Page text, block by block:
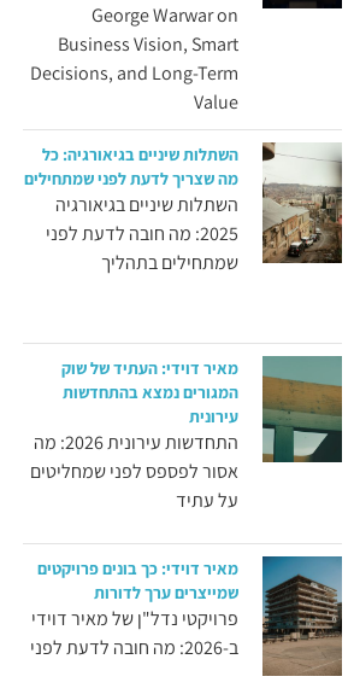
George Warwar on
Business Vision, Smart
Decisions, and Long-Term
Value
השתלות שיניים בגיאורגיה: כל
מה שצריך לדעת לפני שמתחילים
השתלות שיניים בגיאורגיה
2025: מה חובה לדעת לפני
שמתחילים בתהליך
מאיר דוידי: העתיד של שוק
המגורים נמצא בהתחדשות
עירונית
התחדשות עירונית 2026: מה
אסור לפספס לפני שמחליטים
על עתיד
מאיר דוידי: כך בונים פרויקטים
שמייצרים ערך לדורות
פרויקטי נדל"ן של מאיר דוידי
ב-2026: מה חובה לדעת לפני